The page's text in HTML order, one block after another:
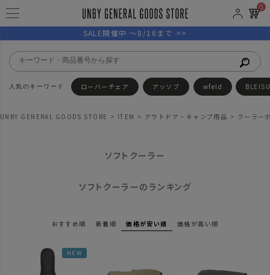
0
SALE開催中 ～8/16まで >>
ローバーチェア アッソブ wfeld
UNBY GENERAL GOODS STORE ITEM アウトドア・キャンプ用品 クーラー
ソフトクーラー
ソフトクーラーのランキング
おすすめ順 新着順 価格が安い順 価格が高い順
NEW